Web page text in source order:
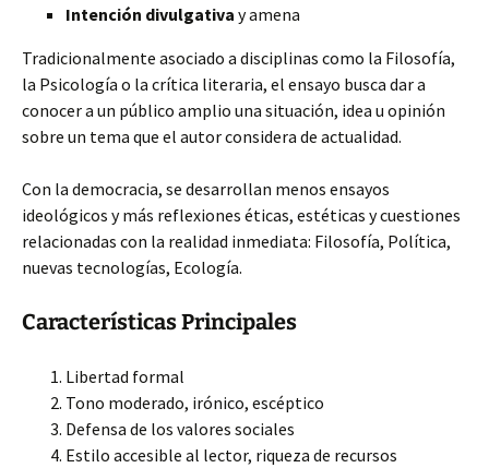
Intención divulgativa y amena
Tradicionalmente asociado a disciplinas como la Filosofía,
la Psicología o la crítica literaria, el ensayo busca dar a
conocer a un público amplio una situación, idea u opinión
sobre un tema que el autor considera de actualidad.
Con la democracia, se desarrollan menos ensayos
ideológicos y más reflexiones éticas, estéticas y cuestiones
relacionadas con la realidad inmediata: Filosofía, Política,
nuevas tecnologías, Ecología.
Características Principales
Libertad formal
Tono moderado, irónico, escéptico
Defensa de los valores sociales
Estilo accesible al lector, riqueza de recursos